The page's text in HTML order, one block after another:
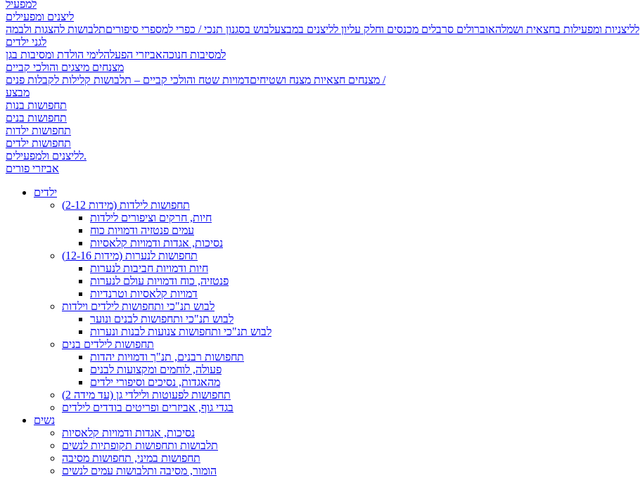
למפעיל
ליצנים ומפעילים
לליצניות ומפעילות בחצאית ושמלהאוברולים סרבלים מכנסים וחלק עליון לליצנים במבצעלבוש בסגנון תנכי / כפרי למספרי סיפוריםתלבושות להצגות ולבמה
לגני ילדים
למסיבות חנוכהאביזרי הפעלהלימי הולדת ומסיבות בגן
מצנחים מיצגים והולכי קביים
מצנחים חצאיות מצנח ושטיחים דמויות שטח והולכי קביים – תלבושות קלילות לקבלות פנים /
מבצע
תחפושות בנות
תחפושות בנים
תחפושות ילדות
תחפושות ילדים
לליצנים ולמפעילים.
אביזרי פורים
ילדים
תחפושות לילדות (מידות 2-12)
חיות, חרקים וציפורים לילדות
עמים פנטזיה ודמויות כוח
נסיכות, אגדות ודמויות קלאסיות
תחפושות לנערות (מידות 12-16)
חיות ודמויות חביבות לנערות
פנטזיה, כוח ודמויות עולם לנערות
דמויות קלאסיות וטרנדיות
לבוש תנ"כי ותחפושות לילדים וילדות
לבוש תנ"כי ותחפושות לבנים ונוער
לבוש תנ"כי ותחפושות צנועות לבנות ונערות
תחפושות לילדים בנים
תחפושות רבנים, תנ"ך ודמויות יהדות
פעולה, לוחמים ומקצועות לבנים
מהאגדות, נסיכים וסיפורי ילדים
תחפושות לפעוטות ולילדי גן (עד מידה 2)
בגדי גוף, אביזרים ופריטים בודדים לילדים
נשים
נסיכות, אגדות ודמויות קלאסיות
תלבושות ותחפושות תקופתיות לנשים
תחפושות במיני, תחפושות מסיבה
הומור, מסיבה ותלבושות עמים לנשים